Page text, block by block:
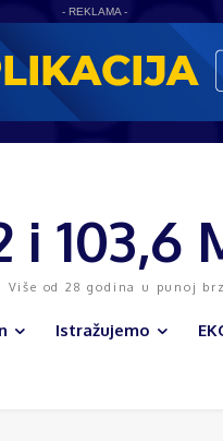
- REKLAMA -
i 103,6
Više od 28 godina u punoj
Istražujemo